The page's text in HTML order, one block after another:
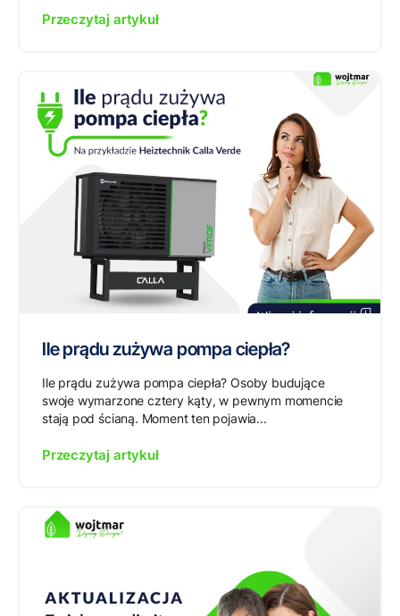
Przeczytaj artykuł
Ile prądu zużywa pompa ciepła?
Ile prądu zużywa pompa ciepła? Osoby budujące
swoje wymarzone cztery kąty, w pewnym momencie
stają pod ścianą. Moment ten pojawia...
Przeczytaj artykuł